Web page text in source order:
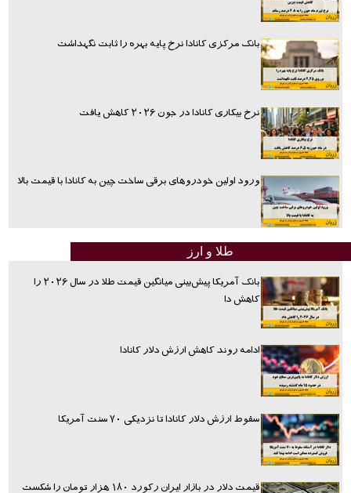
بانک مرکزی کانادا نرخ پایه بهره را ثابت نگهداشت
نرخ بیکاری کانادا در جون ۲۰۲۶ کاهش یافت
ورود اولین خودروهای برقی ساخت چین به کانادا با قیمت بالا
طلا و ارز
بانک آمریکا پیش‌بینی میانگین قیمت طلا در سال ۲۰۲۶ را
کاهش دا
ادامه روند کاهش ارزش دلار کانادا
سقوط ارزش دلار کانادا تا نزدیکی ۷۰ سنت آمریکا
قیمت دلار در بازار ایران رکورد ۱۸۰ هزار تومان را شکست